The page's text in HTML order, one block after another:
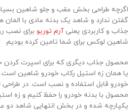
اگرچه طراحی بخش عقب و جلو شاهین
گفتن ندارد و شاهد یک بدنه عادی با
جذاب و کاربردی یعنیآرم توربو برای نصب
شاهین لوکس برای شما تامین کرده بودیم.
محصول جذاب دیگری که برای اسپرت کردن
یا همان زه استیل رکاب خودرو شاهین
خودرو قابل استفاده و نصب است. در
محصول با بدنه خودرو را حفظ کنیم و زه
یکپارچه شده و در بخش انتهایی شاهد دو